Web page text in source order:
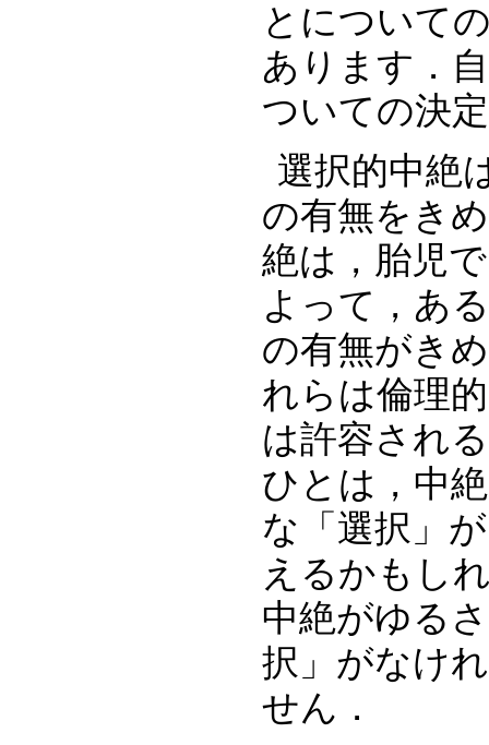
とについて
あります．
ついての決
選択的中絶
の有無をき
絶は，胎児
よって，あ
の有無がき
れらは倫理
は許容され
ひとは，中
な「選択」
えるかもし
中絶がゆる
択」がなけ
せん．